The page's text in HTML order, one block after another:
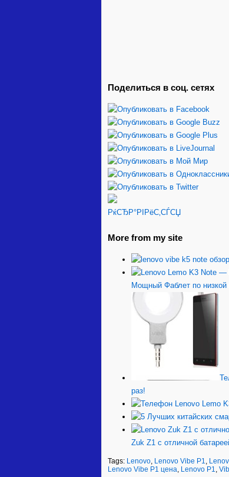
Поделиться в соц. сетях
РќСЂР°РІРёС‚СЃСЏ
More from my site
Мощный Фаблет по низкой
раз!
Zuk Z1 с отличной
Tags: Lenovo, Lenovo Vibe Р1,
Lenovo Vibe Р1 цена, Lenovo Р1,